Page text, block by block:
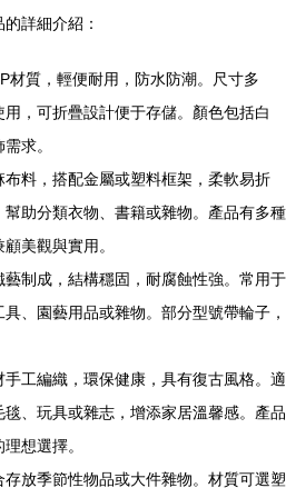
詳細介紹：
材質，輕便耐用，防水防潮。尺寸多
，可折疊設計便于存儲。顏色包括白
求。
布料，搭配金屬或塑料框架，柔軟易折
助分類衣物、書籍或雜物。產品有多種
美觀與實用。
藝制成，結構穩固，耐腐蝕性強。常用于
、園藝用品或雜物。部分型號帶輪子，
手工編織，環保健康，具有復古風格。適
、玩具或雜志，增添家居溫馨感。產品
想選擇。
存放季節性物品或大件雜物。材質可選塑